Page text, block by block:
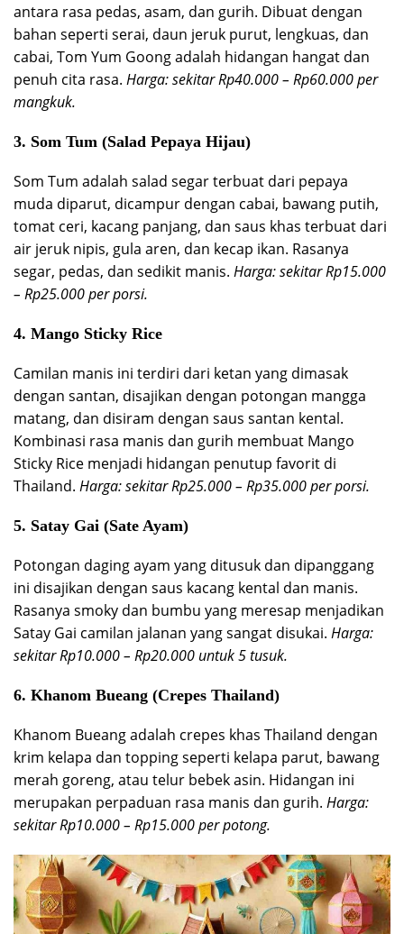
antara rasa pedas, asam, dan gurih. Dibuat dengan
bahan seperti serai, daun jeruk purut, lengkuas, dan
cabai, Tom Yum Goong adalah hidangan hangat dan
penuh cita rasa. Harga: sekitar Rp40.000 – Rp60.000 per
mangkuk.
3. Som Tum (Salad Pepaya Hijau)
Som Tum adalah salad segar terbuat dari pepaya
muda diparut, dicampur dengan cabai, bawang putih,
tomat ceri, kacang panjang, dan saus khas terbuat dari
air jeruk nipis, gula aren, dan kecap ikan. Rasanya
segar, pedas, dan sedikit manis. Harga: sekitar Rp15.000
– Rp25.000 per porsi.
4. Mango Sticky Rice
Camilan manis ini terdiri dari ketan yang dimasak
dengan santan, disajikan dengan potongan mangga
matang, dan disiram dengan saus santan kental.
Kombinasi rasa manis dan gurih membuat Mango
Sticky Rice menjadi hidangan penutup favorit di
Thailand. Harga: sekitar Rp25.000 – Rp35.000 per porsi.
5. Satay Gai (Sate Ayam)
Potongan daging ayam yang ditusuk dan dipanggang
ini disajikan dengan saus kacang kental dan manis.
Rasanya smoky dan bumbu yang meresap menjadikan
Satay Gai camilan jalanan yang sangat disukai. Harga:
sekitar Rp10.000 – Rp20.000 untuk 5 tusuk.
6. Khanom Bueang (Crepes Thailand)
Khanom Bueang adalah crepes khas Thailand dengan
krim kelapa dan topping seperti kelapa parut, bawang
merah goreng, atau telur bebek asin. Hidangan ini
merupakan perpaduan rasa manis dan gurih. Harga:
sekitar Rp10.000 – Rp15.000 per potong.